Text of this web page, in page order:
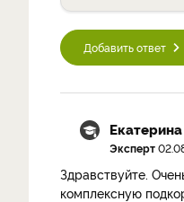
Добавить ответ
Эксперт
Здравствуйте.
комплексную